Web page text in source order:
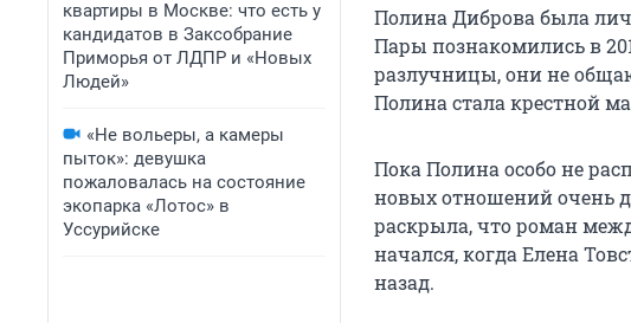
квартиры в Москве: что есть у
кандидатов в Заксобрание
Приморья от ЛДПР и «Новых
Людей»
«Не вольеры, а камеры
пыток»: девушка
пожаловалась на состояние
экопарка «Лотос» в
Уссурийске
Полина Диброва была
Пары познакомились в
разлучницы, они не
Полина стала крестной
Пока Полина особо не
новых отношений очень
раскрыла, что роман
начался, когда Елена
назад.